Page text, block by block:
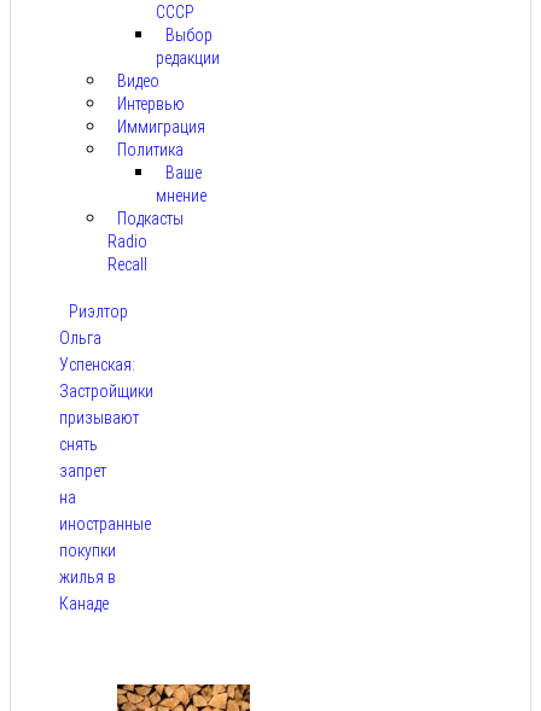
СССР
Выбор
редакции
Видео
Интервью
Иммиграция
Политика
Ваше
мнение
Подкасты
Radio
Recall
Риэлтор
Ольга
Успенская:
Застройщики
призывают
снять
запрет
на
иностранные
покупки
жилья в
Канаде